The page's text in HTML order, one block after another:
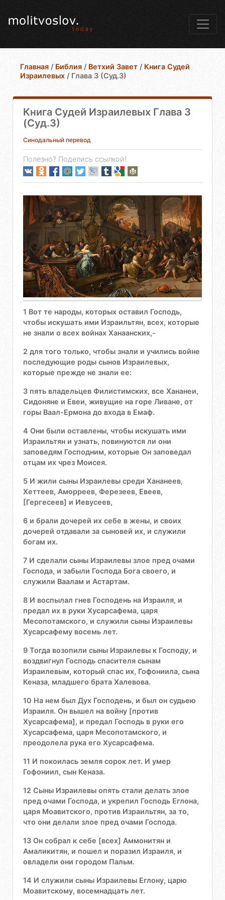
Главная / Библия / Ветхий Завет / Книга Судей
Израилевых / Глава 3 (Суд.3)
Книга Судей Израилевых Глава 3
(Суд.3)
Синодальный перевод
Полезно? Поделись ссылкой!
1 Вот те народы, которых оставил Господь,
чтобы искушать ими Израильтян, всех, которые
не знали о всех войнах Ханаанских,-
2 для того только, чтобы знали и учились войне
последующие роды сынов Израилевых,
которые прежде не знали ее:
3 пять владельцев Филистимских, все Хананеи,
Сидоняне и Евеи, живущие на горе Ливане, от
горы Ваал-Ермона до входа в Емаф.
4 Они были оставлены, чтобы искушать ими
Израильтян и узнать, повинуются ли они
заповедям Господним, которые Он заповедал
отцам их чрез Моисея.
5 И жили сыны Израилевы среди Хананеев,
Хеттеев, Аморреев, Ферезеев, Евеев,
[Гергесеев] и Иевусеев,
6 и брали дочерей их себе в жены, и своих
дочерей отдавали за сыновей их, и служили
богам их.
7 И сделали сыны Израилевы злое пред очами
Господа, и забыли Господа Бога своего, и
служили Ваалам и Астартам.
8 И воспылал гнев Господень на Израиля, и
предал их в руки Хусарсафема, царя
Месопотамского, и служили сыны Израилевы
Хусарсафему восемь лет.
9 Тогда возопили сыны Израилевы к Господу, и
воздвигнул Господь спасителя сынам
Израилевым, который спас их, Гофониила, сына
Кеназа, младшего брата Халевова.
10 На нем был Дух Господень, и был он судьею
Израиля. Он вышел на войну [против
Хусарсафема], и предал Господь в руки его
Хусарсафема, царя Месопотамского, и
преодолела рука его Хусарсафема.
11 И покоилась земля сорок лет. И умер
Гофониил, сын Кеназа.
12 Сыны Израилевы опять стали делать злое
пред очами Господа, и укрепил Господь Еглона,
царя Моавитского, против Израильтян, за то,
что они делали злое пред очами Господа.
13 Он собрал к себе [всех] Аммонитян и
Амаликитян, и пошел и поразил Израиля, и
овладели они городом Пальм.
14 И служили сыны Израилевы Еглону, царю
Моавитскому, восемнадцать лет.